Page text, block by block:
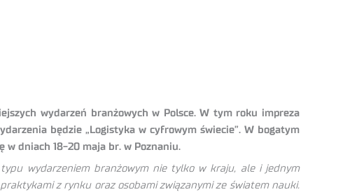
wydarzeń branżowych w Polsce. W tym roku impreza
będzie „Logistyka w cyfrowym świecie”. W bogatym
w dniach 18-20 maja br. w Poznaniu.
wydarzeniem branżowym nie tylko w kraju, ale i jednym
z rynku oraz osobami związanymi ze światem nauki.